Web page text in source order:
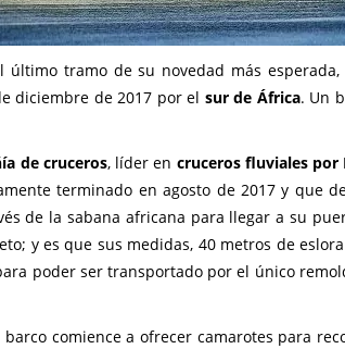
tramo de su novedad más esperada,
diciembre de 2017 por el sur de África. Un
de cruceros, líder en cruceros fluviales por
terminado en agosto de 2017 y que
de la sabana africana para llegar a su
y es que sus medidas, 40 metros de
poder ser transportado por el único
comience a ofrecer camarotes para